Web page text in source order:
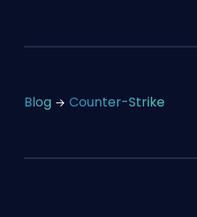
Blog Counter-Strike